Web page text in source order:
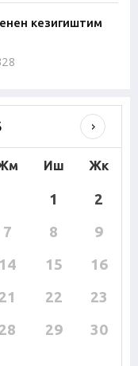
кезигиштим
Иш Жк
1
2
7 8
9
14 15
16
21 22
23
28 29
30